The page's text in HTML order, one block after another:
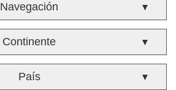
Navegación ▼
Continente ▼
País ▼